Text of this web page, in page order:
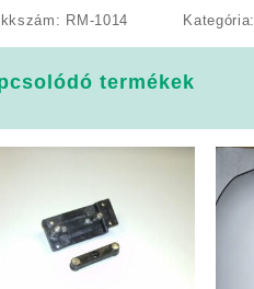
RM-1014 Kategória:
termékek